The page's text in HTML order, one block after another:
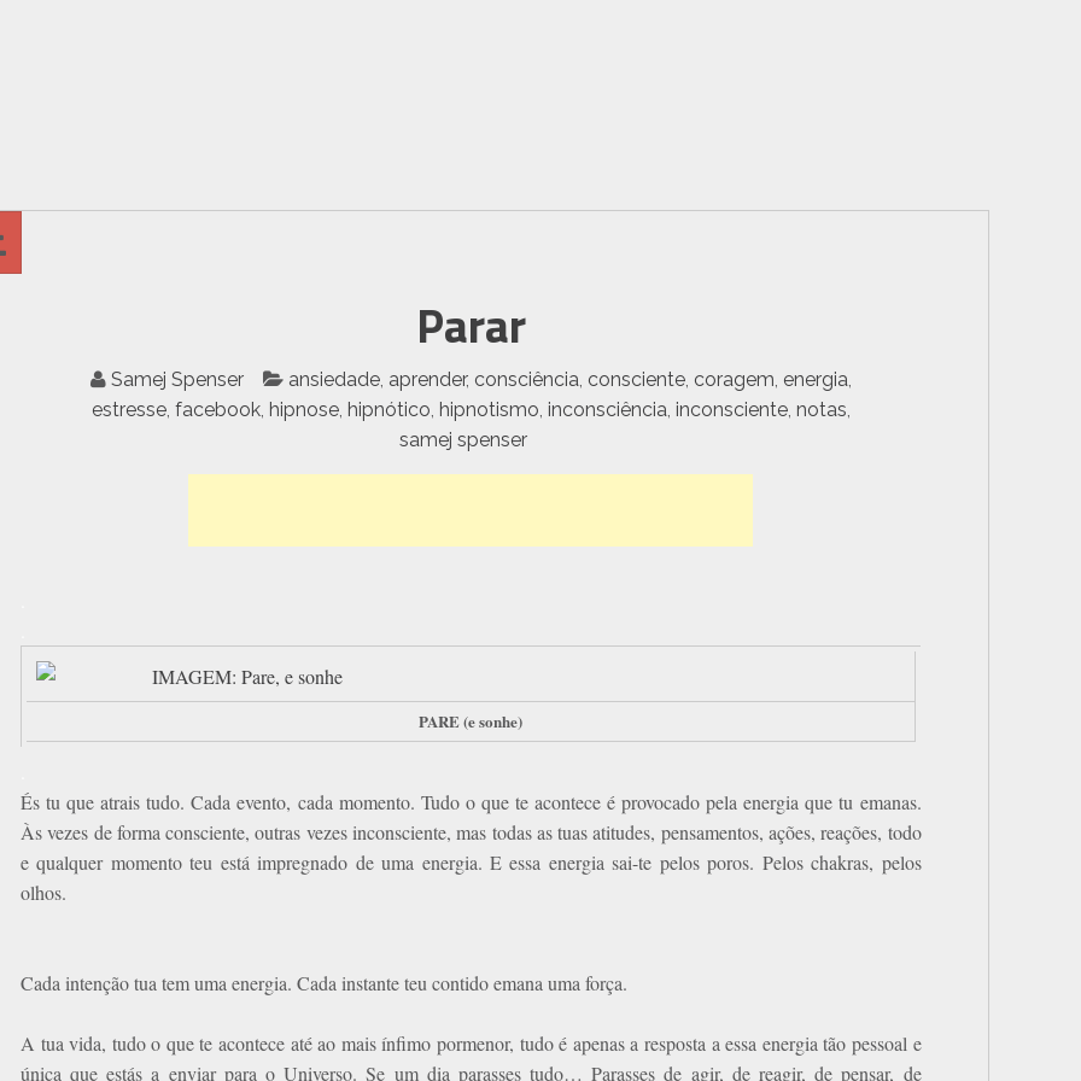
Parar
Samej Spenser ansiedade, aprender, consciência, consciente, coragem, energia,
estresse, facebook, hipnose, hipnótico, hipnotismo, inconsciência, inconsciente, notas,
samej spenser
PARE (e sonhe)
És tu que atrais tudo. Cada evento, cada momento. Tudo o que te acontece é provocado pela energia que tu emanas.
Às vezes de forma consciente, outras vezes inconsciente, mas todas as tuas atitudes, pensamentos, ações, reações, todo
e qualquer momento teu está impregnado de uma energia. E essa energia sai-te pelos poros. Pelos chakras, pelos
olhos.
Cada intenção tua tem uma energia. Cada instante teu contido emana uma força.
A tua vida, tudo o que te acontece até ao mais ínfimo pormenor, tudo é apenas a resposta a essa energia tão pessoal e
única que estás a enviar para o Universo. Se um dia parasses tudo… Parasses de agir, de reagir, de pensar, de